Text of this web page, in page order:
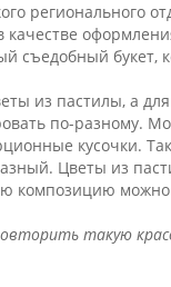
регионального
съедобный букет,
из пастилы, а
по-разному.
кусочки.
Цветы из
композицию
такую